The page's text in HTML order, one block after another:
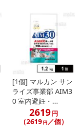
[1個] マルカン サン
ライズ事業部 AIM3
0 室内避妊・...
2619円
（2619 円／個）